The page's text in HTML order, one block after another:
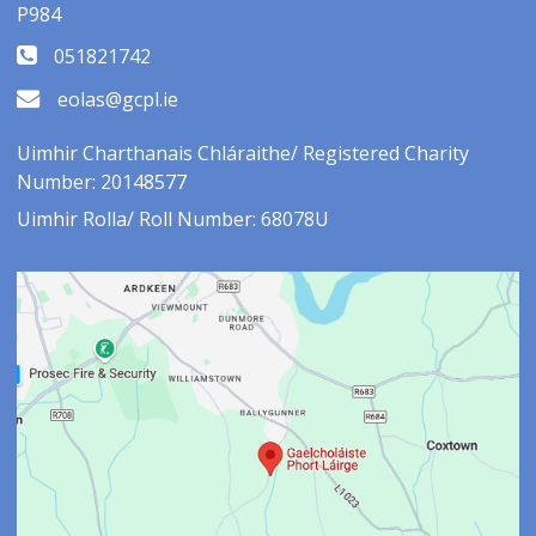
P984
051821742
eolas@gcpl.ie
Uimhir Charthanais Chláraithe/ Registered Charity
Number: 20148577
Uimhir Rolla/ Roll Number: 68078U